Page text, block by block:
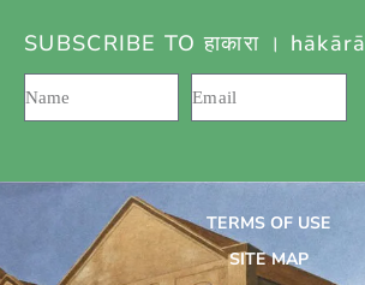
SUBSCRIBE TO हाकारा । hākārā
TERMS OF USE
SITE MAP